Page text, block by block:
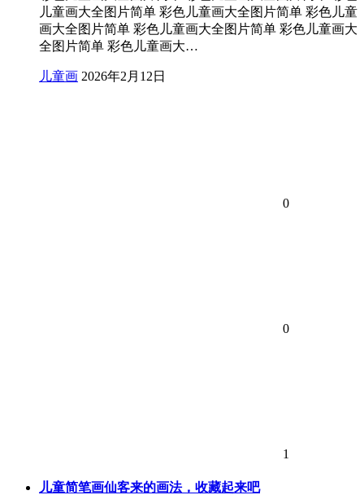
儿童画大全图片简单 彩色儿童画大全图片简单 彩色儿童
画大全图片简单 彩色儿童画大全图片简单 彩色儿童画大
全图片简单 彩色儿童画大…
儿童画 2026年2月12日
0
0
1
儿童简笔画仙客来的画法，收藏起来吧